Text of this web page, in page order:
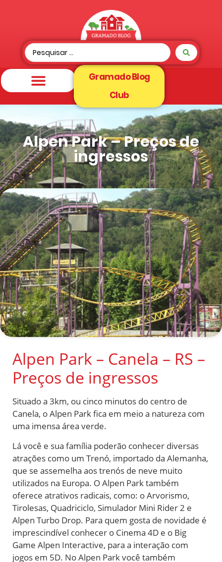
Gramado Blog
Club
Alpen Park – Preços de
ingressos
Alpen Park – Canela – RS –
Preços de ingressos
Situado a 3km, ou cinco minutos do centro de
Canela, o Alpen Park fica em meio a natureza com
uma imensa área verde.
Lá você e sua família poderão conhecer diversas
atrações como um Trenó, importado da Alemanha,
que se assemelha aos trenós de neve muito
utilizados na Europa. O Alpen Park também
oferece atrativos radicais, como: o Arvorismo,
Tirolesas, Quadriciclo, Simulador Mini Rider 2 e
Alpen Turbo Drop. Para quem gosta de novidade é
imprescindível conhecer o Cinema 4D e o Big
Game Alpen Interactive, para a interação com
jogos em 5D. No Alpen Park você também